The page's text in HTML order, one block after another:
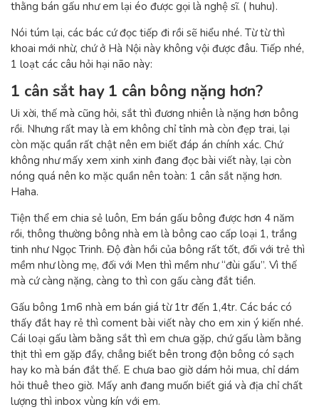
thằng bán gấu như em lại éo được gọi là nghệ sĩ. ( huhu).
Nói túm lại, các bác cứ đọc tiếp đi rồi sẽ hiểu nhé. Từ từ thì
khoai mới nhừ, chứ ở Hà Nội này không vội được đâu. Tiếp nhé,
1 loạt các câu hỏi hại não này:
1 cân sắt hay 1 cân bông nặng hơn?
Ui xời, thế mà cũng hỏi, sắt thì đương nhiên là nặng hơn bông
rồi. Nhưng rất may là em không chỉ tỉnh mà còn đẹp trai, lại
còn mặc quần rất chật nên em biết đáp án chính xác. Chứ
không như mấy xem xinh xinh đang đọc bài viết này, lại còn
nóng quá nên ko mặc quần nên toàn: 1 cân sắt nặng hơn.
Haha.
Tiện thể em chia sẻ luôn, Em bán gấu bông được hơn 4 năm
rồi, thông thường bông nhà em là bông cao cấp loại 1, trắng
tinh như Ngọc Trinh. Độ đàn hồi của bông rất tốt, đối với trẻ thì
mềm như lòng mẹ, đối với Men thì mềm như “đùi gấu”. Vì thế
mà cứ càng nặng, càng to thì con gấu càng đắt tiền.
Gấu bông 1m6 nhà em bán giá từ 1tr đến 1,4tr. Các bác có
thấy đắt hay rẻ thì coment bài viết này cho em xin ý kiến nhé.
Cái loại gấu làm bằng sắt thì em chưa gặp, chứ gấu làm bằng
thịt thì em gặp đầy, chẳng biết bên trong độn bông có sạch
hay ko mà bán đắt thế. E chưa bao giờ dám hỏi mua, chỉ dám
hỏi thuê theo giờ. Mấy anh đang muốn biết giá và địa chỉ chất
lượng thì inbox vùng kín với em.